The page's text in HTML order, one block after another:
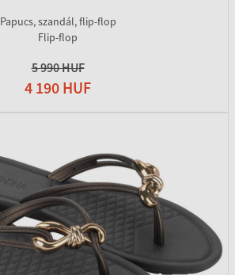
Papucs, szandál, flip-flop
Flip-flop
5 990 HUF
4 190 HUF